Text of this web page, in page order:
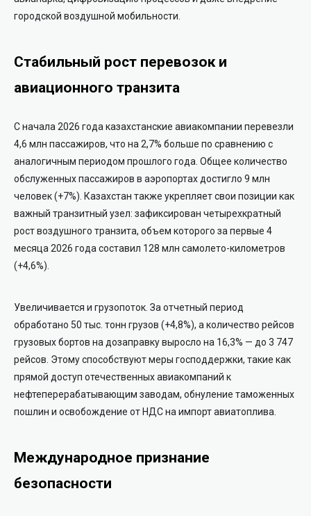
городской воздушной мобильности.
Стабильный рост перевозок и
авиационного транзита
С начала 2026 года казахстанские авиакомпании перевезли
4,6 млн пассажиров, что на 2,7% больше по сравнению с
аналогичным периодом прошлого года. Общее количество
обслуженных пассажиров в аэропортах достигло 9 млн
человек (+7%). Казахстан также укрепляет свои позиции как
важный транзитный узел: зафиксирован четырехкратный
рост воздушного транзита, объем которого за первые 4
месяца 2026 года составил 128 млн самолето-километров
(+4,6%).
Увеличивается и грузопоток. За отчетный период
обработано 50 тыс. тонн грузов (+4,8%), а количество рейсов
грузовых бортов на дозаправку выросло на 16,3% — до 3 747
рейсов. Этому способствуют меры господдержки, такие как
прямой доступ отечественных авиакомпаний к
нефтеперерабатывающим заводам, обнуление таможенных
пошлин и освобождение от НДС на импорт авиатоплива.
Международное признание
безопасности